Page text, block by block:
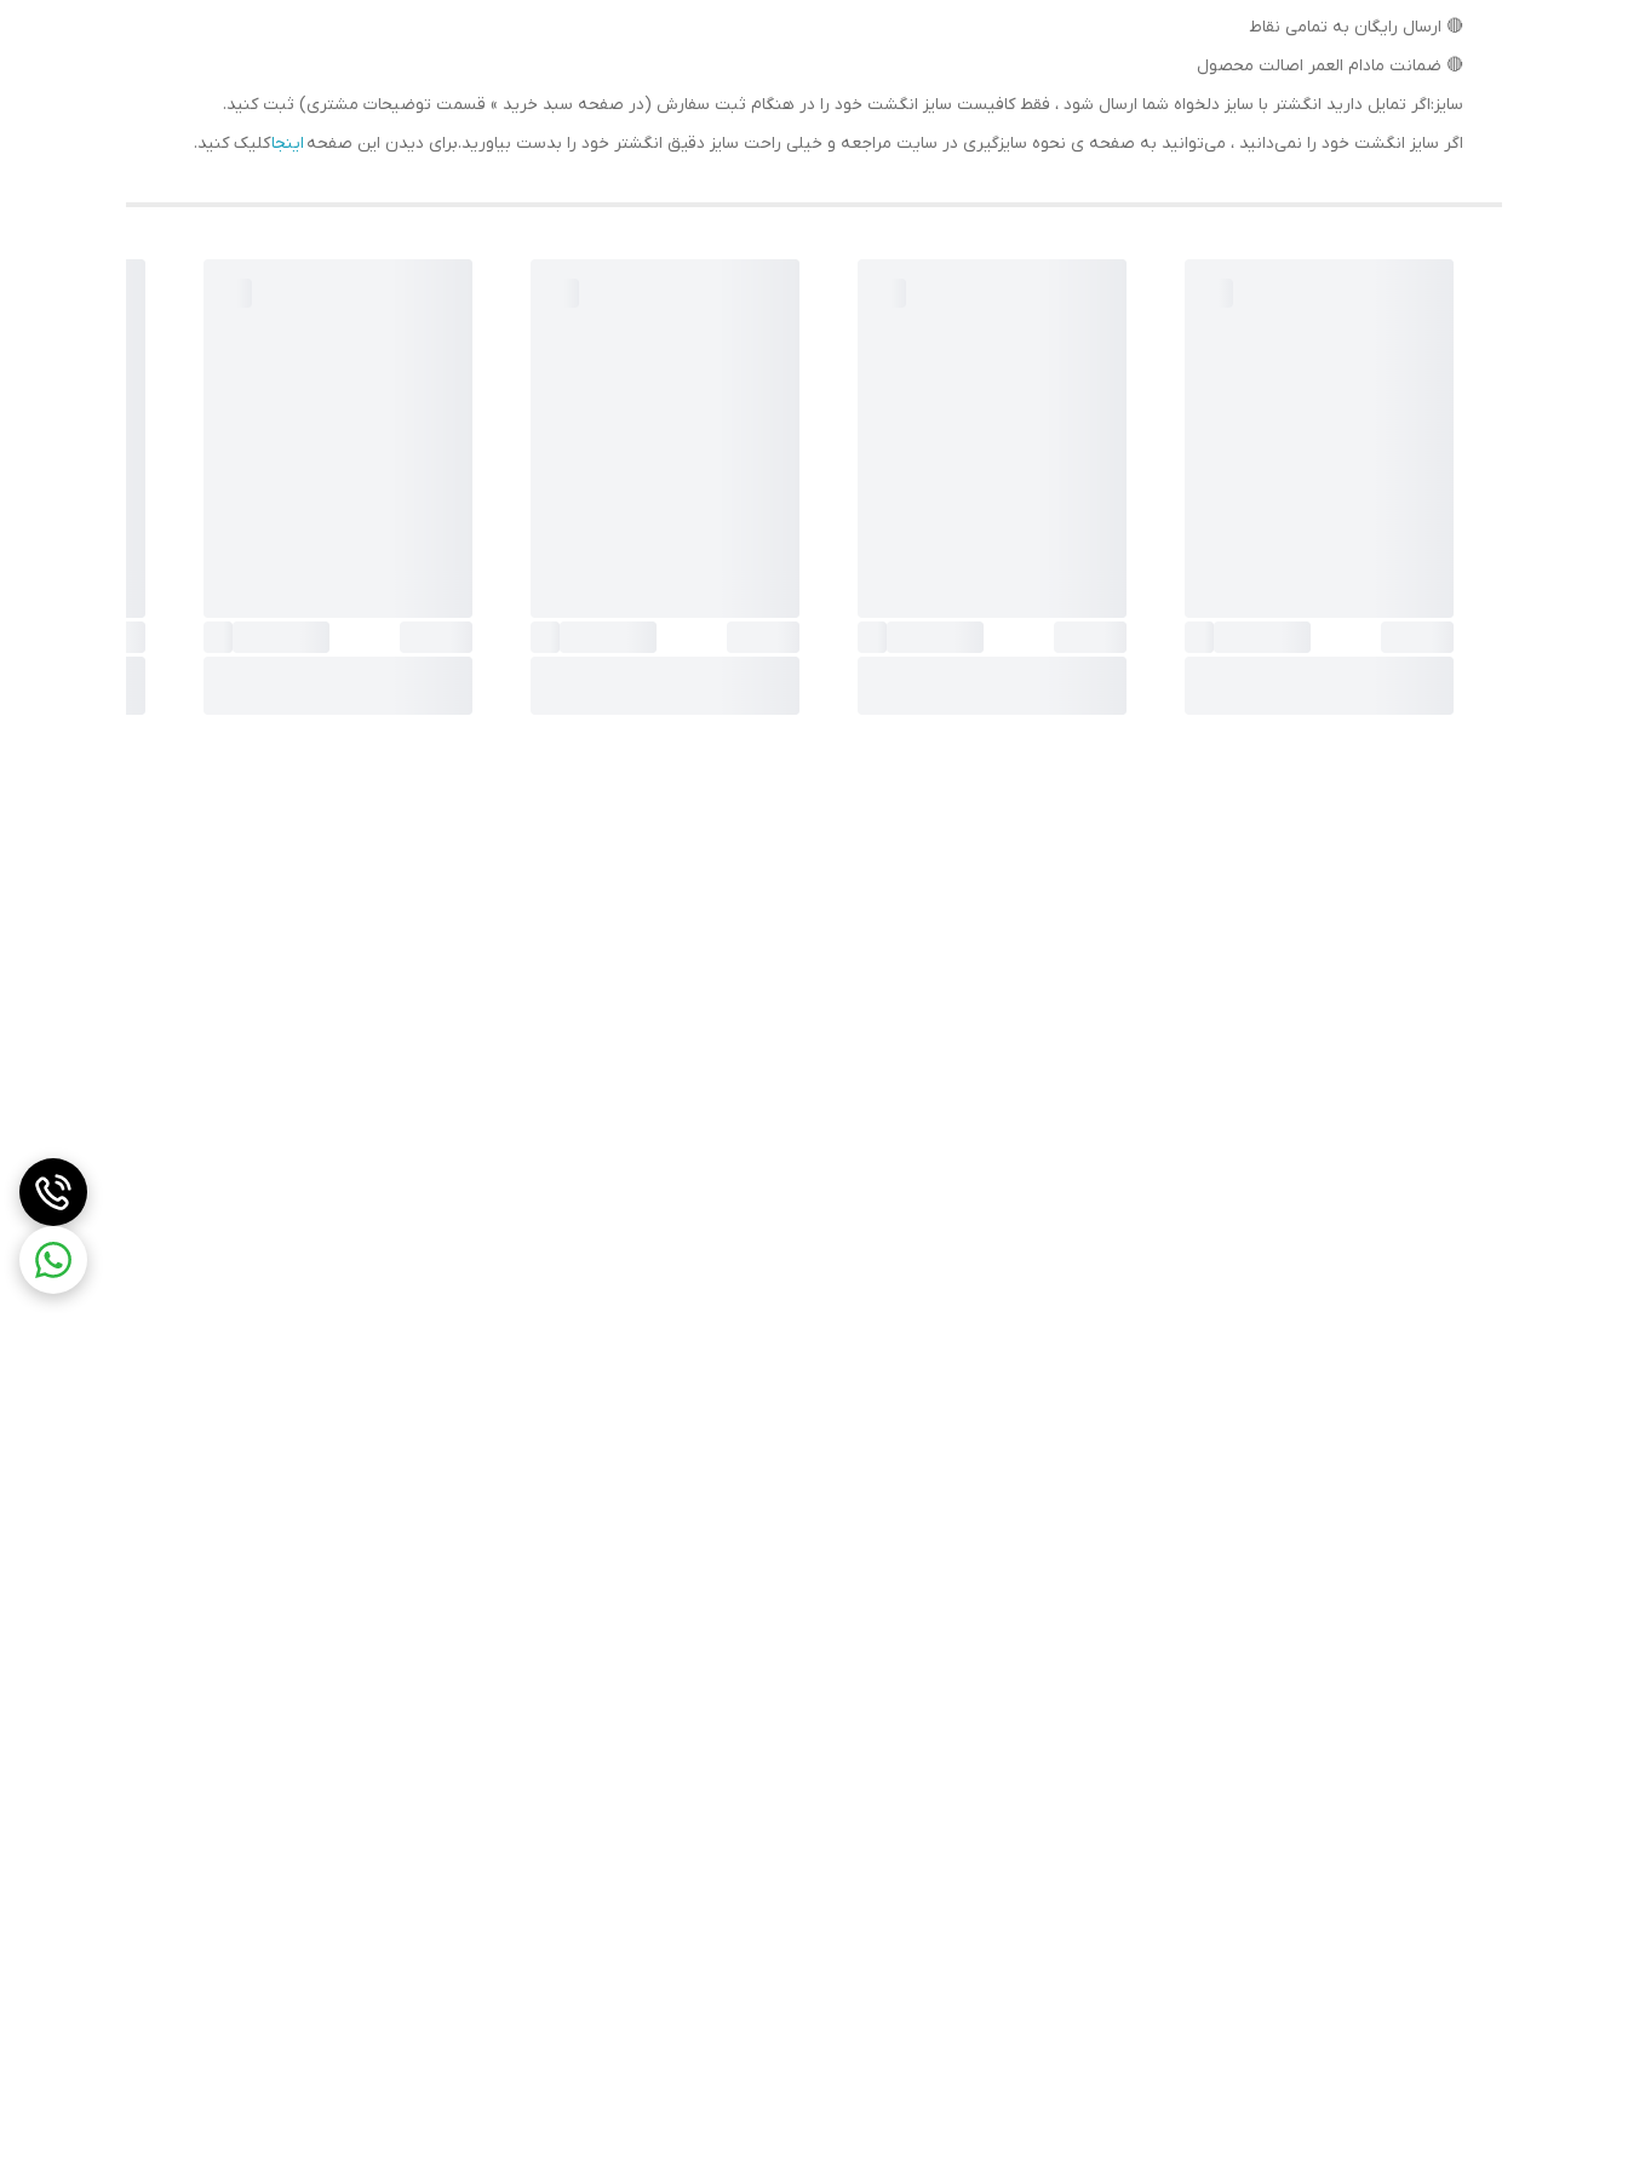
🔴 ارسال رایگان به تمامی نقاط
🔴 ضمانت مادام العمر اصالت محصول
سایز:اگر تمایل دارید انگشتر با سایز دلخواه شما ارسال شود ، فقط کافیست سایز انگشت خود را در هنگام ثبت سفارش (در صفحه سبد خرید » قسمت توضیحات مشتری) ثبت کنید.
اگر سایز انگشت خود را نمی‌دانید ، می‌توانید به صفحه ی نحوه سایزگیری در سایت مراجعه و خیلی راحت سایز دقیق انگشتر خود را بدست بیاورید.برای دیدن این صفحه اینجاکلیک کنید.